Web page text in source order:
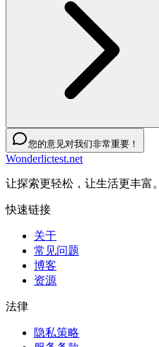
您的意见对我们非常重要！
Wonderlictest.net
让探索更轻松，让生活更丰富。
快速链接
关于
常见问题
博客
资源
法律
隐私策略